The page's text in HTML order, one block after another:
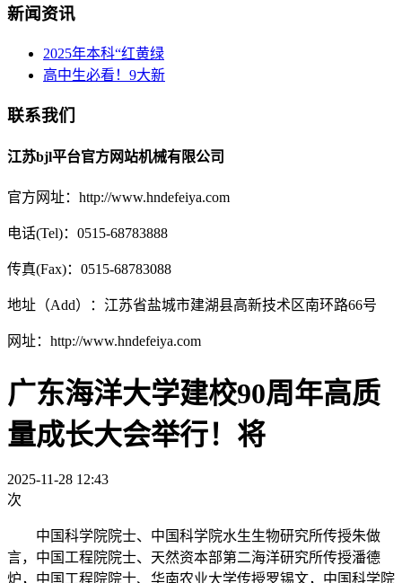
新闻资讯
2025年本科“红黄绿
高中生必看！9大新
联系我们
江苏bjl平台官方网站机械有限公司
官方网址：http://www.hndefeiya.com
电话(Tel)：0515-68783888
传真(Fax)：0515-68783088
地址（Add）：江苏省盐城市建湖县高新技术区南环路66号
网址：http://www.hndefeiya.com
广东海洋大学建校90周年高质
量成长大会举行！将
2025-11-28 12:43
次
中国科学院院士、中国科学院水生生物研究所传授朱做
言，中国工程院院士、天然资本部第二海洋研究所传授潘德
炉，中国工程院院士、华南农业大学传授罗锡文，中国科学院